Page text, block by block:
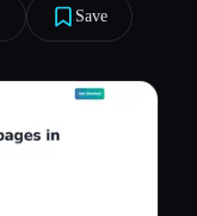
Save